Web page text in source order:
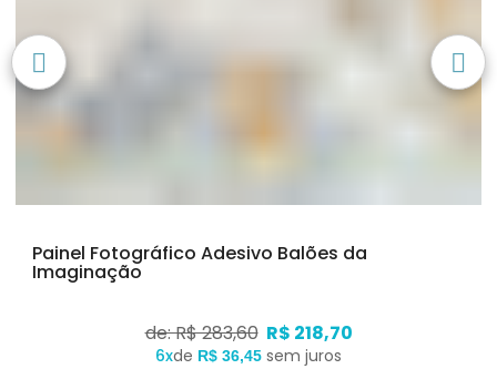
Painel Fotográfico Adesivo Balões da
Imaginação
de: R$ 283,60 R$ 218,70
6xde R$ 36,45 sem juros